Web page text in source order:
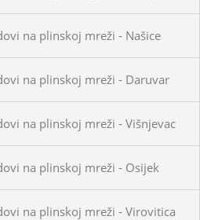
na plinskoj mreži - Našice
na plinskoj mreži - Daruvar
na plinskoj mreži - Višnjevac
na plinskoj mreži - Osijek
na plinskoj mreži - Virovitica